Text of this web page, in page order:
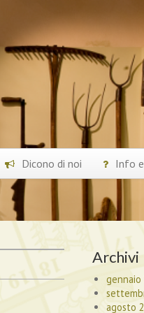
Dicono di noi Info
Archivi
gennaio
agosto